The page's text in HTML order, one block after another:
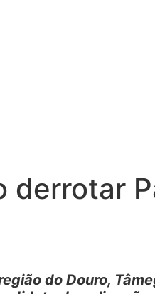
derrotar
do Douro,